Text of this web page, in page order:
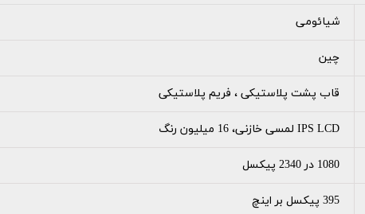
شیائومی
چین
قاب پشت پلاستیکی ، فریم پلاستیکی
IPS LCD لمسی خازنی، 16 میلیون رنگ
1080 در 2340 پیکسل
395 پیکسل بر اینچ